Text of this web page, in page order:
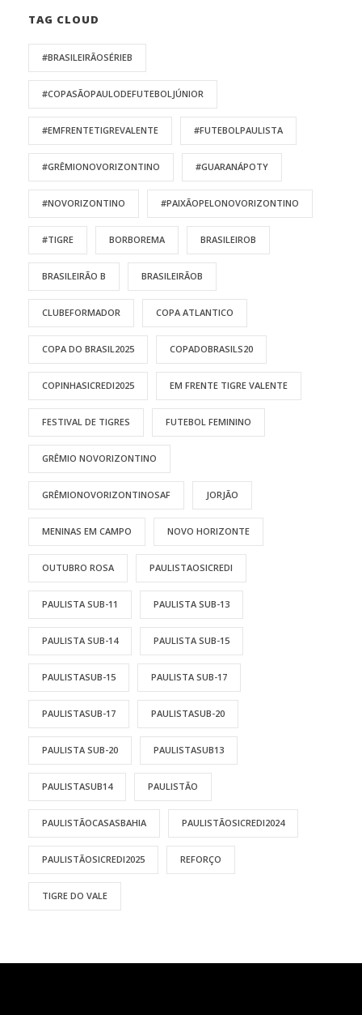
TAG CLOUD
#BRASILEIRÃOSÉRIEB
#COPASÃOPAULODEFUTEBOLJÚNIOR
#EMFRENTETIGREVALENTE #FUTEBOLPAULISTA
#GRÊMIONOVORIZONTINO #GUARANÁPOTY
#NOVORIZONTINO #PAIXÃOPELONOVORIZONTINO
#TIGRE BORBOREMA BRASILEIROB
BRASILEIRÃO B BRASILEIRÃOB
CLUBEFORMADOR COPA ATLANTICO
COPA DO BRASIL2025 COPADOBRASILS20
COPINHASICREDI2025 EM FRENTE TIGRE VALENTE
FESTIVAL DE TIGRES FUTEBOL FEMININO
GRÊMIO NOVORIZONTINO
GRÊMIONOVORIZONTINOSAF JORJÃO
MENINAS EM CAMPO NOVO HORIZONTE
OUTUBRO ROSA PAULISTAOSICREDI
PAULISTA SUB-11 PAULISTA SUB-13
PAULISTA SUB-14 PAULISTA SUB-15
PAULISTASUB-15 PAULISTA SUB-17
PAULISTASUB-17 PAULISTASUB-20
PAULISTA SUB-20 PAULISTASUB13
PAULISTASUB14 PAULISTÃO
PAULISTÃOCASASBAHIA PAULISTÃOSICREDI2024
PAULISTÃOSICREDI2025 REFORÇO
TIGRE DO VALE